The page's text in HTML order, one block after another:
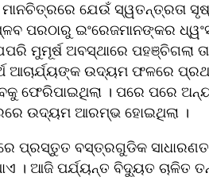
ମାନଚିତ୍ରରେ ଯେଉଁ ସ୍ୱତନ୍ତ୍ରତା
ପରଠାରୁ ଇଂରେଜମାନଙ୍କର
ମୁମୂର୍ଷ ଅବସ୍ଥାରେ
ଆଚାର୍ଯ୍ୟଙ୍କ ଉଦ୍ୟମ ଫଳରେ
ଫେରିପାଇଥିଲା । ପରେ ପରେ
ଉଦ୍ୟମ ଆରମ୍ଭ ହୋଇଥିଲା ।
ପ୍ରସ୍ତୁତ ବସ୍ତ୍ରଗୁଡିକ
। ଆଜି ପର୍ଯ୍ୟନ୍ତ ବିଦ୍ୟୁତ ଚାଳିତ